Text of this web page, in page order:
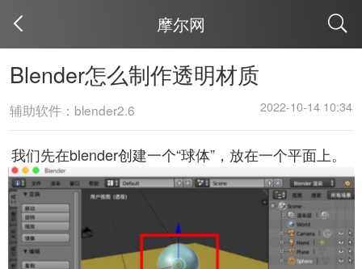
摩尔网
Blender怎么制作透明材质
辅助软件：blender2.6 2022-10-14 10:34
我们先在blender创建一个“球体”，放在一个平面上。
取消